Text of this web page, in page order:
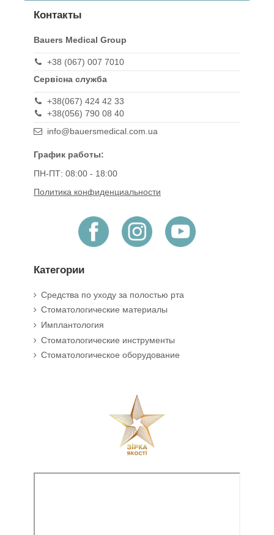
Контакты
Bauers Medical Group
+38 (067) 007 7010
Сервісна служба
+38(067) 424 42 33
+38(056) 790 08 40
info@bauersmedical.com.ua
График работы:
ПН-ПТ: 08:00 - 18:00
Политика конфиденциальности
Категории
Средства по уходу за полостью рта
Стоматологические материалы
Имплантология
Стоматологические инструменты
Стоматологическое оборудование